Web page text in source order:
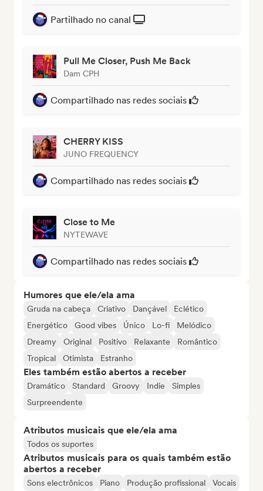
Partilhado no canal
Pull Me Closer, Push Me Back
Dam CPH
Compartilhado nas redes sociais
CHERRY KISS
JUNO FREQUENCY
Compartilhado nas redes sociais
Close to Me
NYTEWAVE
Compartilhado nas redes sociais
Humores que ele/ela ama
Gruda na cabeça Criativo Dançável
Eclético
Energético
Good vibes Único Lo-fi
Melódico
Dreamy
Original Positivo Relaxante
Romântico
Tropical
Otimista Estranho
Eles também estão abertos a receber
Dramático Standard Groovy Indie
Simples
Surpreendente
Atributos musicais que ele/ela ama
Todos os suportes
Atributos musicais para os quais também estão
abertos a receber
Sons electrônicos Piano Produção profissional Vocais